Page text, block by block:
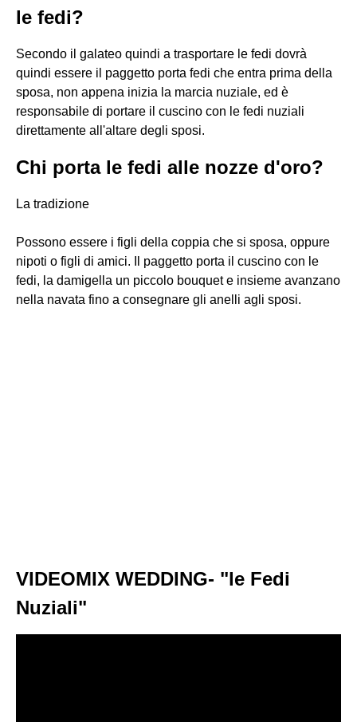
le fedi?
Secondo il galateo quindi a trasportare le fedi dovrà
quindi essere il paggetto porta fedi che entra prima della
sposa, non appena inizia la marcia nuziale, ed è
responsabile di portare il cuscino con le fedi nuziali
direttamente all'altare degli sposi.
Chi porta le fedi alle nozze d'oro?
La tradizione
Possono essere i figli della coppia che si sposa, oppure
nipoti o figli di amici. Il paggetto porta il cuscino con le
fedi, la damigella un piccolo bouquet e insieme avanzano
nella navata fino a consegnare gli anelli agli sposi.
VIDEOMIX WEDDING- "le Fedi
Nuziali"